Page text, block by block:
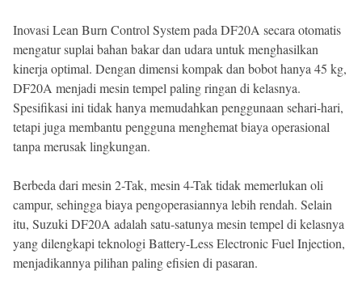
Inovasi Lean Burn Control System pada DF20A secara otomatis
mengatur suplai bahan bakar dan udara untuk menghasilkan
kinerja optimal. Dengan dimensi kompak dan bobot hanya 45 kg,
DF20A menjadi mesin tempel paling ringan di kelasnya.
Spesifikasi ini tidak hanya memudahkan penggunaan sehari-hari,
tetapi juga membantu pengguna menghemat biaya operasional
tanpa merusak lingkungan.
Berbeda dari mesin 2-Tak, mesin 4-Tak tidak memerlukan oli
campur, sehingga biaya pengoperasiannya lebih rendah. Selain
itu, Suzuki DF20A adalah satu-satunya mesin tempel di kelasnya
yang dilengkapi teknologi Battery-Less Electronic Fuel Injection,
menjadikannya pilihan paling efisien di pasaran.